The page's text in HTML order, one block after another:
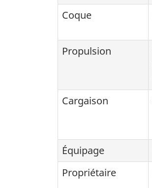
Coque
Propulsion
Cargaison
Équipage
Propriétaire